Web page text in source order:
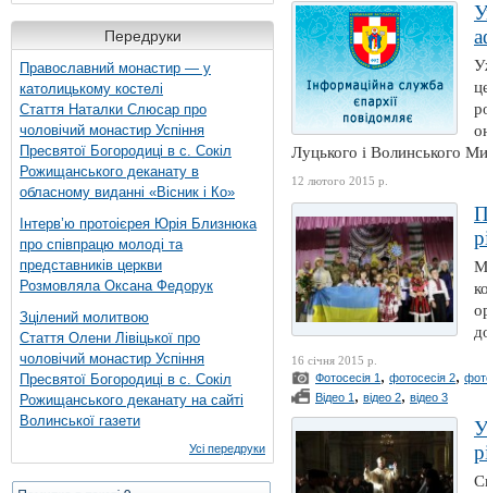
Передруки
Православний монастир — у
католицькому костелі
Стаття Наталки Слюсар про
чоловічий монастир Успіння
Пресвятої Богородиці в с. Сокіл
Рожищанського деканату в
обласному виданні «Вісник і Ко»
Інтерв’ю протоієрея Юрія Близнюка
про співпрацю молоді та
представників церкви
Розмовляла Оксана Федорук
Зцілений молитвою
Стаття Олени Лівіцької про
чоловічий монастир Успіння
Пресвятої Богородиці в с. Сокіл
Рожищанського деканату на сайті
Волинської газети
Усі передруки
Луцького і Волинського
12 лютого 2015 р.
16 січня 2015 р.
Фотосесія 1 , фотосесія 2,
Відео 1 , відео 2, відео 3